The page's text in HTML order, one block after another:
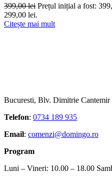
399,00lei Prețul inițial a fost:
299,00 lei.
Citește mai mult
Bucuresti, Blv. Dimitrie
Telefon: 0734 189 935
Email: comenzi@domingo.ro
Program
Luni – Vineri: 10.00 – 18.00